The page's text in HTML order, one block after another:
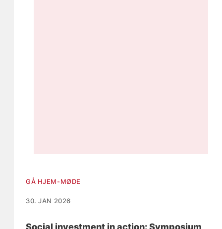
GÅ HJEM-MØDE
30. JAN 2026
Social investment in action: Symposium